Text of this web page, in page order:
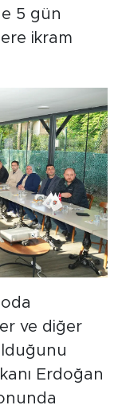
5 gün
ikram
ve diğer
Erdoğan